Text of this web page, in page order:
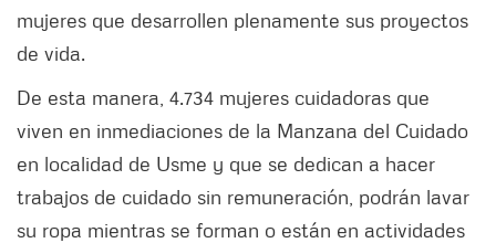
mujeres que desarrollen plenamente sus proyectos
de vida.
De esta manera, 4.734 mujeres cuidadoras que
viven en inmediaciones de la Manzana del Cuidado
en localidad de Usme y que se dedican a hacer
trabajos de cuidado sin remuneración, podrán lavar
su ropa mientras se forman o están en actividades